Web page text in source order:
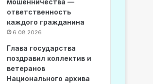
мошенничества —
ответственность
каждого гражданина
6.08.2026
Глава государства
поздравил коллектив и
ветеранов
Национального архива